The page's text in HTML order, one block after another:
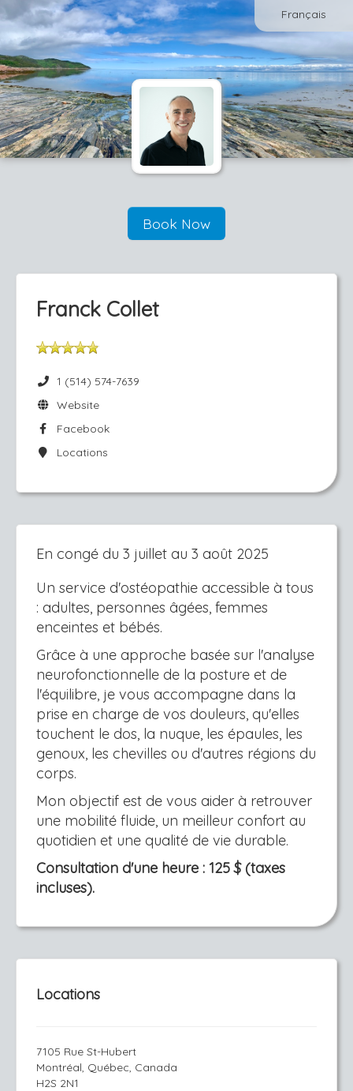
Français
Book Now
Franck Collet
1 (514) 574-7639
Website
Facebook
Locations
En congé du 3 juillet au 3 août 2025
Un service d'ostéopathie accessible à tous
: adultes, personnes âgées, femmes
enceintes et bébés.
Grâce à une approche basée sur l'analyse
neurofonctionnelle de la posture et de
l'équilibre, je vous accompagne dans la
prise en charge de vos douleurs, qu'elles
touchent le dos, la nuque, les épaules, les
genoux, les chevilles ou d'autres régions du
corps.
Mon objectif est de vous aider à retrouver
une mobilité fluide, un meilleur confort au
quotidien et une qualité de vie durable.
Consultation d'une heure : 125 $ (taxes
incluses).
Locations
7105 Rue St-Hubert
Montréal, Québec, Canada
H2S 2N1